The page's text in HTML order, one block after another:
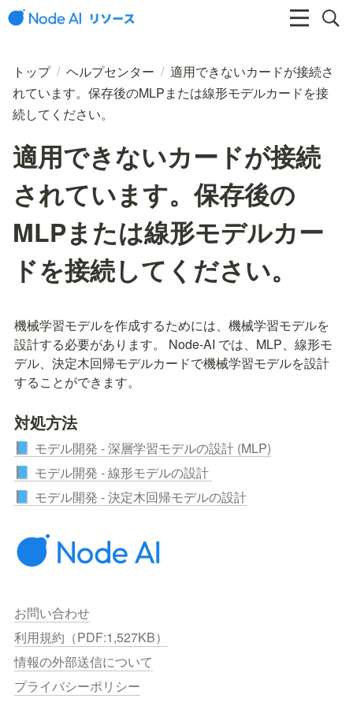
トップ / ヘルプセンター / 適用できないカードが接続さ
れています。保存後のMLPまたは線形モデルカードを接
続してください。
適用できないカードが接続
されています。保存後の
MLPまたは線形モデルカー
ドを接続してください。
機械学習モデルを作成するためには、機械学習モデルを
設計する必要があります。 Node-AI では、MLP、線形モ
デル、決定木回帰モデルカードで機械学習モデルを設計
することができます。
対処方法
📘 モデル開発 - 深層学習モデルの設計 (MLP)
📘 モデル開発 - 線形モデルの設計
📘 モデル開発 - 決定木回帰モデルの設計
お問い合わせ
利用規約（PDF:1,527KB）
情報の外部送信について
プライバシーポリシー